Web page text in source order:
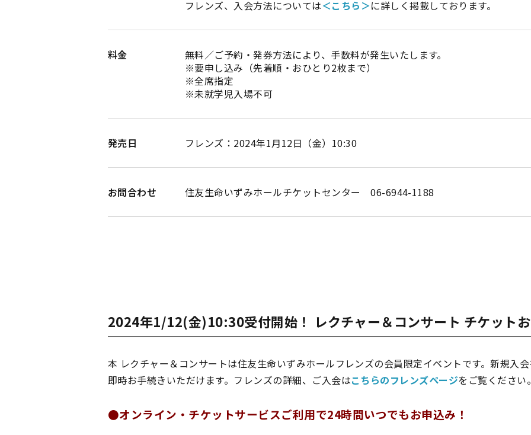
フレンズ、入会方法については＜こちら＞に詳しく掲載しております。
料金
無料／ご予約・発券方法により、手数料が発生いたします。
※要申し込み（先着順・おひとり2枚まで）
※全席指定
※未就学児入場不可
発売日 フレンズ：2024年1月12日（金）10:30
お問合わせ 住友生命いずみホールチケットセンター 06-6944-1188
2024年1/12(金)10:30受付開始！ レクチャー＆コンサート チケット
本 レクチャー＆コンサートは住友生命いずみホールフレンズの会員限定イベントです。新規入
即時お手続きいただけます。フレンズの詳細、ご入会はこちらのフレンズページをご覧ください。
●オンライン・チケットサービスご利用で24時間いつでもお申込み！